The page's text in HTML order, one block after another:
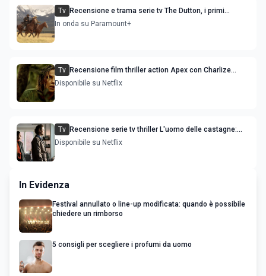
Tv Recensione e trama serie tv The Dutton, i primi
episodi dello spin-off di Yellowstone
In onda su Paramount+
Tv Recensione film thriller action Apex con Charlize
Theron e Taron Egerton
Disponibile su Netflix
Tv Recensione serie tv thriller L'uomo delle castagne:
Nascondino
Disponibile su Netflix
In Evidenza
Festival annullato o line-up modificata: quando è possibile
chiedere un rimborso
5 consigli per scegliere i profumi da uomo